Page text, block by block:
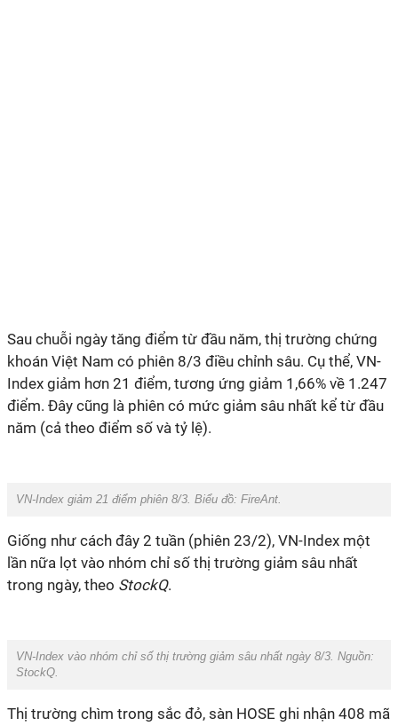
Sau chuỗi ngày tăng điểm từ đầu năm, thị trường chứng
khoán Việt Nam có phiên 8/3 điều chỉnh sâu. Cụ thể, VN-
Index giảm hơn 21 điểm, tương ứng giảm 1,66% về 1.247
điểm. Đây cũng là phiên có mức giảm sâu nhất kể từ đầu
năm (cả theo điểm số và tỷ lệ).
VN-Index giảm 21 điểm phiên 8/3. Biểu đồ: FireAnt.
Giống như cách đây 2 tuần (phiên 23/2), VN-Index một
lần nữa lọt vào nhóm chỉ số thị trường giảm sâu nhất
trong ngày, theo StockQ.
VN-Index vào nhóm chỉ số thị trường giảm sâu nhất ngày 8/3. Nguồn:
StockQ.
Thị trường chìm trong sắc đỏ, sàn HOSE ghi nhận 408 mã